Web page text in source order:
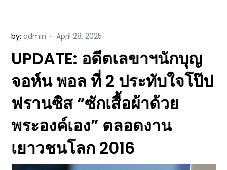
by:admin
UPDATE: อดีตเลขาฯนักบุญ
จอห์น พอล ที่ 2 ประทับใจโป๊ป
ฟรานซิส “ซักเสื้อผ้าด้วย
พระองค์เอง” ตลอดงาน
เยาวชนโลก 2016